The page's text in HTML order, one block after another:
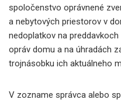
spoločenstvo oprávnené
a nebytových priestorov v
nedoplatkov na
opráv domu a na úhradách
trojnásobku ich aktuálneho
V zozname správca alebo